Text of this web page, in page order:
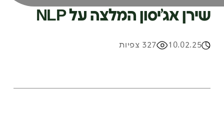
שירן אג’יסון המלצה על NLP
10.02.25 327 צפיות